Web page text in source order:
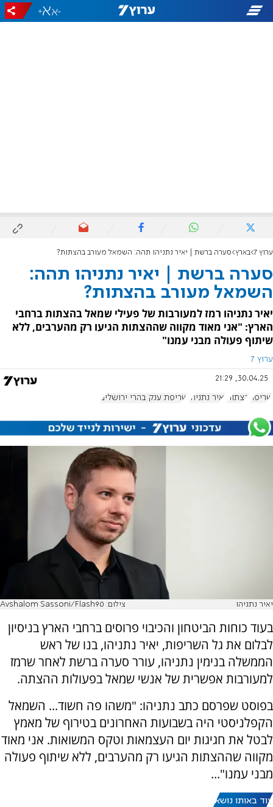
-
+
ערוץ 7 בארץ סערה ברשת | יאיר נתניהו תהה: השמאל מעורב בהצתות?
סערה ברשת | יאיר נתניהו תהה:
השמאל מעורב בהצתות?
יאיר נתניהו רמז למעורבות של פעילי שמאל בהצתות ברחבי
הארץ: "אני מאוד מקווה שההצתות הגיעו רק מהערבים, ללא
שיתוף פעולה מבני עמנו"
ערוץ 7
30.04.25, 21:29
שריפה הצתות יאיר נתניהו שריפת ענק בהרי ירושלים
יאיר נתניהו צילום: Avshalom Sassoni/Flash90
בעוד כוחות הביטחון והכיבוי פרוסים ברחבי הארץ בניסיון
לבלום את גל השריפות, יאיר נתניהו, בנו של ראש
הממשלה בנימין נתניהו, עורר סערה ברשת לאחר שרמז
למעורבות אפשרית של אנשי שמאל בפעולות ההצתה.
בפוסט שפרסם כתב נתניהו: "משהו פה חשוד... השמאל
הקפלניסטי היה בשבועות האחרונים בטירוף של מאמץ
לבטל את חגיגות יום העצמאות וטקס המשואות. אני מאוד
מקווה שההצתות הגיעו רק מהערבים, ללא שיתוף פעולה
מבני עמנו"...
עוד באותו נושא: